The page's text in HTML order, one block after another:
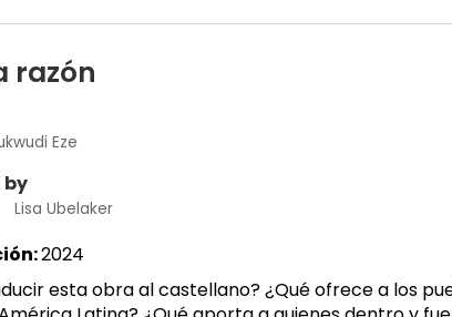
razón
Eze
Lisa Ubelaker
2024
esta obra al castellano? ¿Qué ofrece a los